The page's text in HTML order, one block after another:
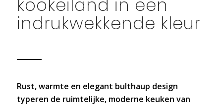
kookeiland in een
indrukwekkende kleur
Rust, warmte en elegant bulthaup design
typeren de ruimtelijke, moderne keuken van